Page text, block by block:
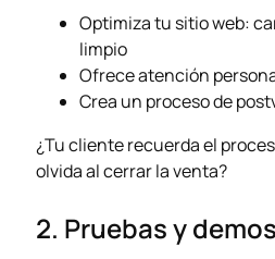
Optimiza tu sitio web:
limpio
Ofrece atención
Crea un proceso de
¿Tu cliente recuerda el
olvida al cerrar la venta?
2. Pruebas y